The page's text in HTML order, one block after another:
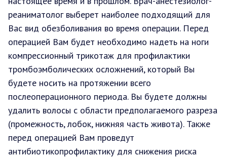
реаниматолог выберет наиболее подходящий для
Вас вид обезболивания во время операции. Перед
операцией Вам будет необходимо надеть на ноги
компрессионный трикотаж для профилактики
тромбоэмболических осложнений, который Вы
будете носить на протяжении всего
послеоперационного периода. Вы будете должны
удалить волосы с области предполагаемого разреза
(промежность, лобок, нижняя часть живота). Также
перед операцией Вам проведут
антибиотикопрофилактику для снижения риска